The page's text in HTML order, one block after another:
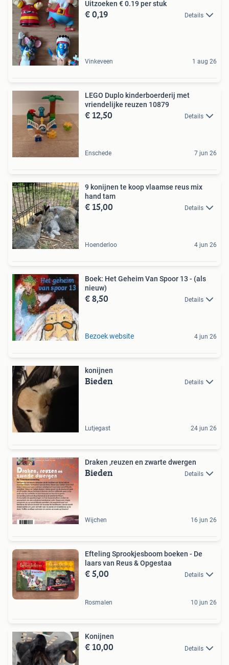
Uitzoeken € 0.19 per stuk
€ 0,19 Details
Vinkeveen 1 aug 26
LEGO Duplo kinderboerderij met
vriendelijke reuzen 10879
€ 12,50 Details
Enschede 7 jun 26
9 konijnen te koop vlaamse reus mix
hand tam
€ 15,00 Details
Hoenderloo 4 jun 26
Boek: Het Geheim Van Spoor 13 - (als
nieuw)
€ 8,50 Details
Bezoek website 4 jun 26
konijnen
Bieden Details
Lutjegast 24 jun 26
Draken ,reuzen en zwarte dwergen
Bieden Details
Wijchen 16 jun 26
Efteling Sprookjesboom boeken - De
laars van Reus & Opgestaa
€ 5,00 Details
Rosmalen 10 jun 26
Konijnen
€ 10,00 Details